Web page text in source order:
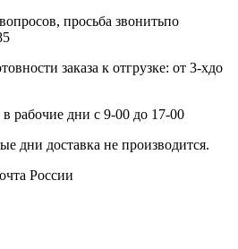
просьба звонитьпо
заказа к отгрузке: от 3-хдо
в рабочие дни с 9-00 до 17-00
дни доставка не производится.
России